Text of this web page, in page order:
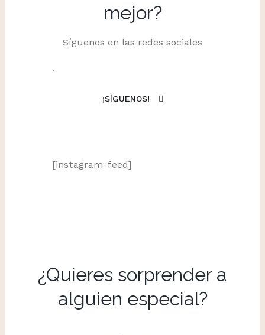
mejor?
Síguenos en las redes sociales
.
¡SÍGUENOS!
[instagram-feed]
¿Quieres sorprender a
alguien especial?